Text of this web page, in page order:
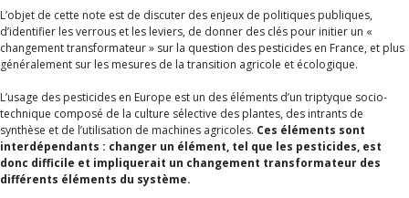
L’objet de cette note est de discuter des enjeux de politiques publiques,
d’identifier les verrous et les leviers, de donner des clés pour initier un «
changement transformateur » sur la question des pesticides en France, et plus
généralement sur les mesures de la transition agricole et écologique.
L’usage des pesticides en Europe est un des éléments d’un triptyque socio-
technique composé de la culture sélective des plantes, des intrants de
synthèse et de l’utilisation de machines agricoles. Ces éléments sont
interdépendants : changer un élément, tel que les pesticides, est
donc difficile et impliquerait un changement transformateur des
différents éléments du système.